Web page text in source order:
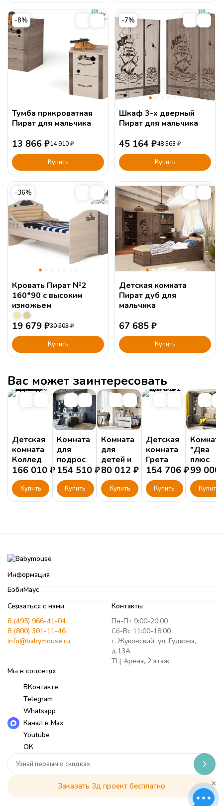
-8%
Тумба прикроватная
Пират для мальчика
13 866 ₽14 910₽
Купить
-7%
Шкаф 3-х дверный
Пират для мальчика
45 164 ₽48 563₽
Купить
-36%
Кровать Пират №2
160*90 с высоким
изножьем
19 679 ₽30 503₽
Купить
Детская комната
Пират дуб для
мальчика
67 685 ₽
Купить
Вас может заинтересовать
Детская
комната
Колледж
Серо-
зеленый
/ белый
166 010 ₽
Купить
Комната
для
подростков
Бостон
154 510 ₽
Купить
Комната
для
детей и
подростков
Тимберика
Кидс №8
80 012 ₽
Купить
Детская
комната
Грета
№2
154 706 ₽
Купить
Комната
"Два
плюс
два"
Серая
99 000
Купить
Информация
БэбиМаус
Связаться с нами
8 (495) 966-41-04
8 (800) 301-11-46
info@babymouse.ru
Контакты
Пн-Пт 9:00-20:00
Сб-Вс 11:00-18:00
г. Жуковский: ул. Гудкова,
д.13А
ТЦ Арена, 2 этаж
Мы в соцсетях
ВКонтакте
Telegram
Whatsapp
Канал в Max
Youtube
ОК
Заказать 3д проект бесплатно ×